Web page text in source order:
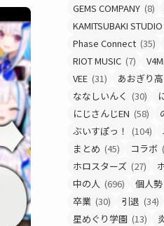
GEMS COMPANY (8)
KAMITSUBAKI STUDIO
Phase Connect (35)
RIOT MUSIC (7)
VEE (31) あおぎり
ななしいんく (30)
にじさんじEN (58)
ぶいすぽっ！
(104)
まとめ (45) コラボ
ホロスターズ (27)
中の人 (696) 個人勢
卒業 (30) 引退 (34)
星めぐり学園 (13)